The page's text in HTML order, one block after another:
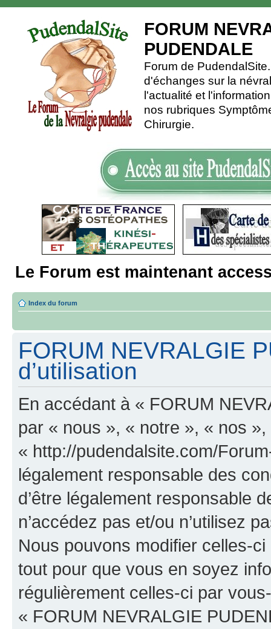
FORUM
PUDENDALE
Forum de
d'échanges sur la
l'actualité et
nos rubriques
Chirurgie.
Le Forum est maintenant
Index du forum
FORUM NEVRALGIE
d’utilisation
En accédant à « FORUM
par « nous », « notre », « nos
« http://pudendalsite.com/
légalement responsable des
d’être légalement responsable
n’accédez pas et/ou n’utilisez
Nous pouvons modifier celles-
tout pour que vous en soyez
régulièrement celles-ci par
« FORUM NEVRALGIE